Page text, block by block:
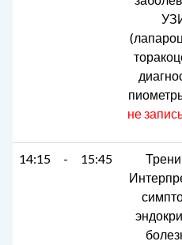
не
14:15 - 15:45